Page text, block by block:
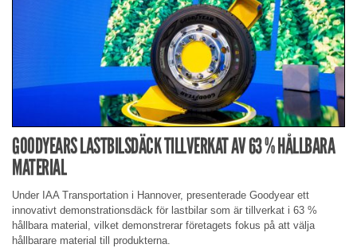
GOODYEARS LASTBILSDÄCK TILLVERKAT AV 63 % HÅLLBARA
MATERIAL
Under IAA Transportation i Hannover, presenterade Goodyear ett
innovativt demonstrationsdäck för lastbilar som är tillverkat i 63 %
hållbara material, vilket demonstrerar företagets fokus på att välja
hållbarare material till produkterna.